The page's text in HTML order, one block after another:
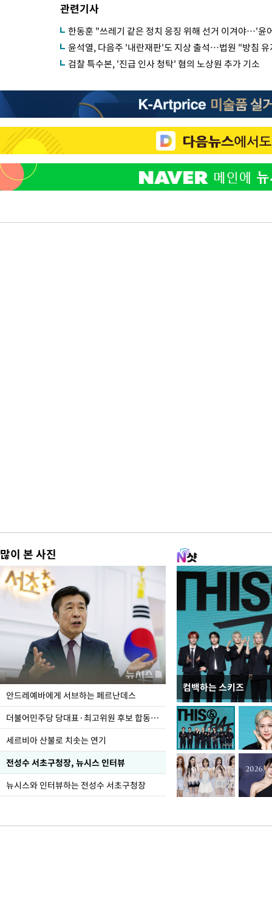
관련기사
한동훈 "쓰레기 같은 정치 응징 위해 선거 이겨야…'윤
윤석열, 다음주 '내란재판'도 지상 출석…법원 "방침
검찰 특수본, '진급 인사 청탁' 혐의 노상원 추가 기소
많이 본 사진
안드레예바에게 서브하는 페르난데스
더불어민주당 당대표·최고위원 후보 합동연설회
세르비아 산불로 치솟는 연기
전성수 서초구청장, 뉴시스 인터뷰
뉴시스와 인터뷰하는 전성수 서초구청장
컴백하는 스키즈
이 대통령, 국가폭력
가 책임지고 치유"